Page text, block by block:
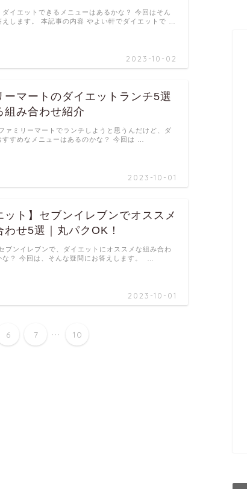
2023-10-02
ダイエットできるメニューはあるかな？ 今回はそん
えします。 本記事の内容 やよい軒でダイエットで …
ーマートのダイエットランチ5選
組み合わせ紹介
2023-10-01
ァミリーマートでランチしようと思うんだけど、ダ
すすめなメニューはあるのかな？ 今回は …
ット】セブンイレブンでオススメ
わせ5選｜丸パクOK！
2023-10-01
ブンイレブンで、ダイエットにオススメな組み合わ
な？ 今回は、そんな疑問にお答えします。 …
6 7 ... 10